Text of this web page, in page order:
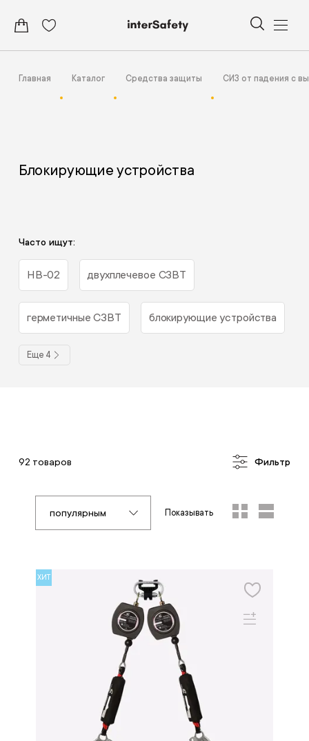
Главная Каталог Средства защиты СИЗ от падения с
Блокирующие устройства
Часто ищут:
НВ-02 двухплечевое СЗВТ
герметичные СЗВТ блокирующие устройства
Еще 4
92 товаров Фильтр
популярным Показывать
ХИТ